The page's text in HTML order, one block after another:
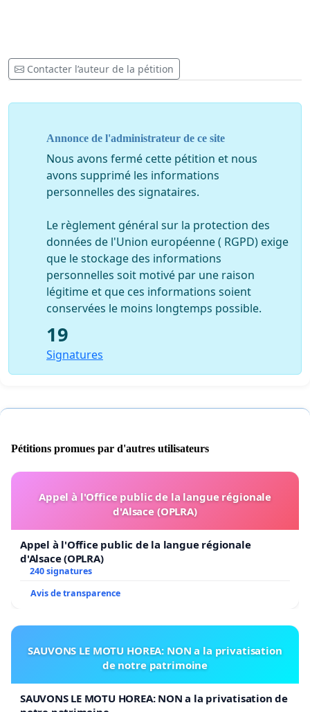
Contacter l’auteur de la pétition
Annonce de l'administrateur de ce site
Nous avons fermé cette pétition et nous
avons supprimé les informations
personnelles des signataires.
Le règlement général sur la protection des
données de l'Union européenne ( RGPD) exige
que le stockage des informations
personnelles soit motivé par une raison
légitime et que ces informations soient
conservées le moins longtemps possible.
19
Signatures
Pétitions promues par d'autres utilisateurs
Appel à l'Office public de la langue régionale
d'Alsace (OPLRA)
Appel à l'Office public de la langue régionale
d'Alsace (OPLRA)
240 signatures
Avis de transparence
SAUVONS LE MOTU HOREA: NON a la privatisation
de notre patrimoine
SAUVONS LE MOTU HOREA: NON a la privatisation de